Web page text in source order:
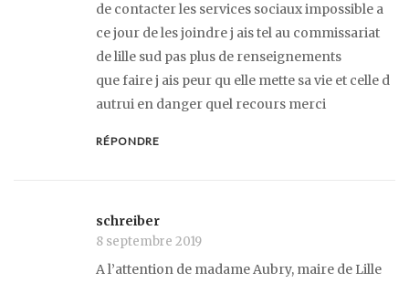
de contacter les services sociaux impossible a
ce jour de les joindre j ais tel au commissariat
de lille sud pas plus de renseignements
que faire j ais peur qu elle mette sa vie et celle d
autrui en danger quel recours merci
RÉPONDRE
schreiber
8 septembre 2019
A l’attention de madame Aubry, maire de Lille